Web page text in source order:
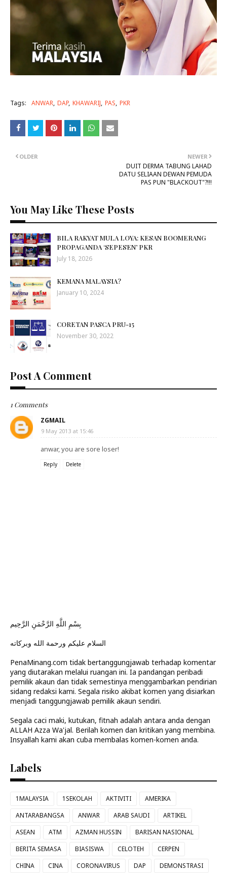
Tags: ANWAR DAP KHAWARIJ PAS PKR
NEWER
DUIT DERMA TABUNG LAHAD
DATU SELIAAN DEWAN PEMUDA
PAS PUN "BLACKOUT"?!!!
OLDER
You May Like These Posts
BILA RAKYAT MULA LOYA: KESAN BOOMERANG
PROPAGANDA ‘SEPESEN’ PKR
July 18, 2026
KEMANA MALAYSIA?
January 10, 2024
CORETAN PASCA PRU-15
November 30, 2022
Post A Comment
1 Comments
ZGMAIL
9 May 2013 at 15:46
anwar, you are sore loser!
Reply Delete
بِسْمِ اللَّهِ الرَّحْمَنِ الرَّحِيم
السلام عليكم ورحمة الله وبركاته
PenaMinang.com tidak bertanggungjawab terhadap komentar
yang diutarakan melalui ruangan ini. Ia pandangan peribadi
pemilik akaun dan tidak semestinya menggambarkan pendirian
sidang redaksi kami. Segala risiko akibat komen yang disiarkan
menjadi tanggungjawab pemilik akaun sendiri.
Segala caci maki, kutukan, fitnah adalah antara anda dengan
ALLAH Azza Wa'jal. Berilah komen dan kritikan yang membina.
Insyallah kami akan cuba membalas komen-komen anda.
Labels
1MALAYSIA 1SEKOLAH AKTIVITI
AMERIKA
ANTARABANGSA
ANWAR ARAB SAUDI
ARTIKEL
ASEAN
ATM AZMAN HUSSIN
BARISAN NASIONAL
BERITA SEMASA
BIASISWA CELOTEH
CERPEN
CHINA
CINA CORONAVIRUS DAP
DEMONSTRASI